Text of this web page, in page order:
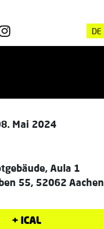
DE
Mai 2024
Aula 1
55, 52062 Aachen
+ ICAL